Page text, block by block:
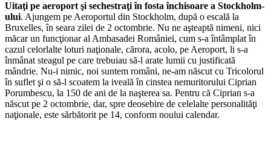
Uitaţi pe aeroport şi sechestraţi în fosta închisoare a Stockholm-
ului. Ajungem pe Aeroportul din Stockholm, după o escală la
Bruxelles, în seara zilei de 2 octombrie. Nu ne aşteaptă nimeni, nici
măcar un funcţionar al Ambasadei României, cum s-a întâmplat în
cazul celorlalte loturi naţionale, cărora, acolo, pe Aeroport, li s-a
înmânat steagul pe care trebuiau să-l arate lumii cu justificată
mândrie. Nu-i nimic, noi suntem români, ne-am născut cu Tricolorul
în suflet şi o să-l scoatem la iveală în cinstea nemuritorului Ciprian
Porumbescu, la 150 de ani de la naşterea sa. Pentru că Ciprian s-a
născut pe 2 octombrie, dar, spre deosebire de celelalte personalităţi
naţionale, este sărbătorit pe 14, conform noului calendar.